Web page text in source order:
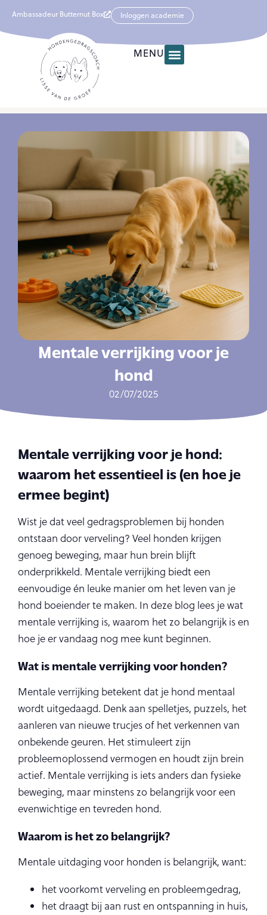
Ambassadeur Butternut Box Inloggen academie
MENU
Mentale verrijking voor je
hond
02/07/2025
Mentale verrijking voor je hond:
waarom het essentieel is (en hoe je
ermee begint)
Wist je dat veel gedragsproblemen bij honden
ontstaan door verveling? Veel honden krijgen
genoeg beweging, maar hun brein blijft
onderprikkeld. Mentale verrijking biedt een
eenvoudige én leuke manier om het leven van je
hond boeiender te maken. In deze blog lees je wat
mentale verrijking is, waarom het zo belangrijk is en
hoe je er vandaag nog mee kunt beginnen.
Wat is mentale verrijking voor honden?
Mentale verrijking betekent dat je hond mentaal
wordt uitgedaagd. Denk aan spelletjes, puzzels, het
aanleren van nieuwe trucjes of het verkennen van
onbekende geuren. Het stimuleert zijn
probleemoplossend vermogen en houdt zijn brein
actief. Mentale verrijking is iets anders dan fysieke
beweging, maar minstens zo belangrijk voor een
evenwichtige en tevreden hond.
Waarom is het zo belangrijk?
Mentale uitdaging voor honden is belangrijk, want:
het voorkomt verveling en probleemgedrag,
het draagt bij aan rust en ontspanning in huis,